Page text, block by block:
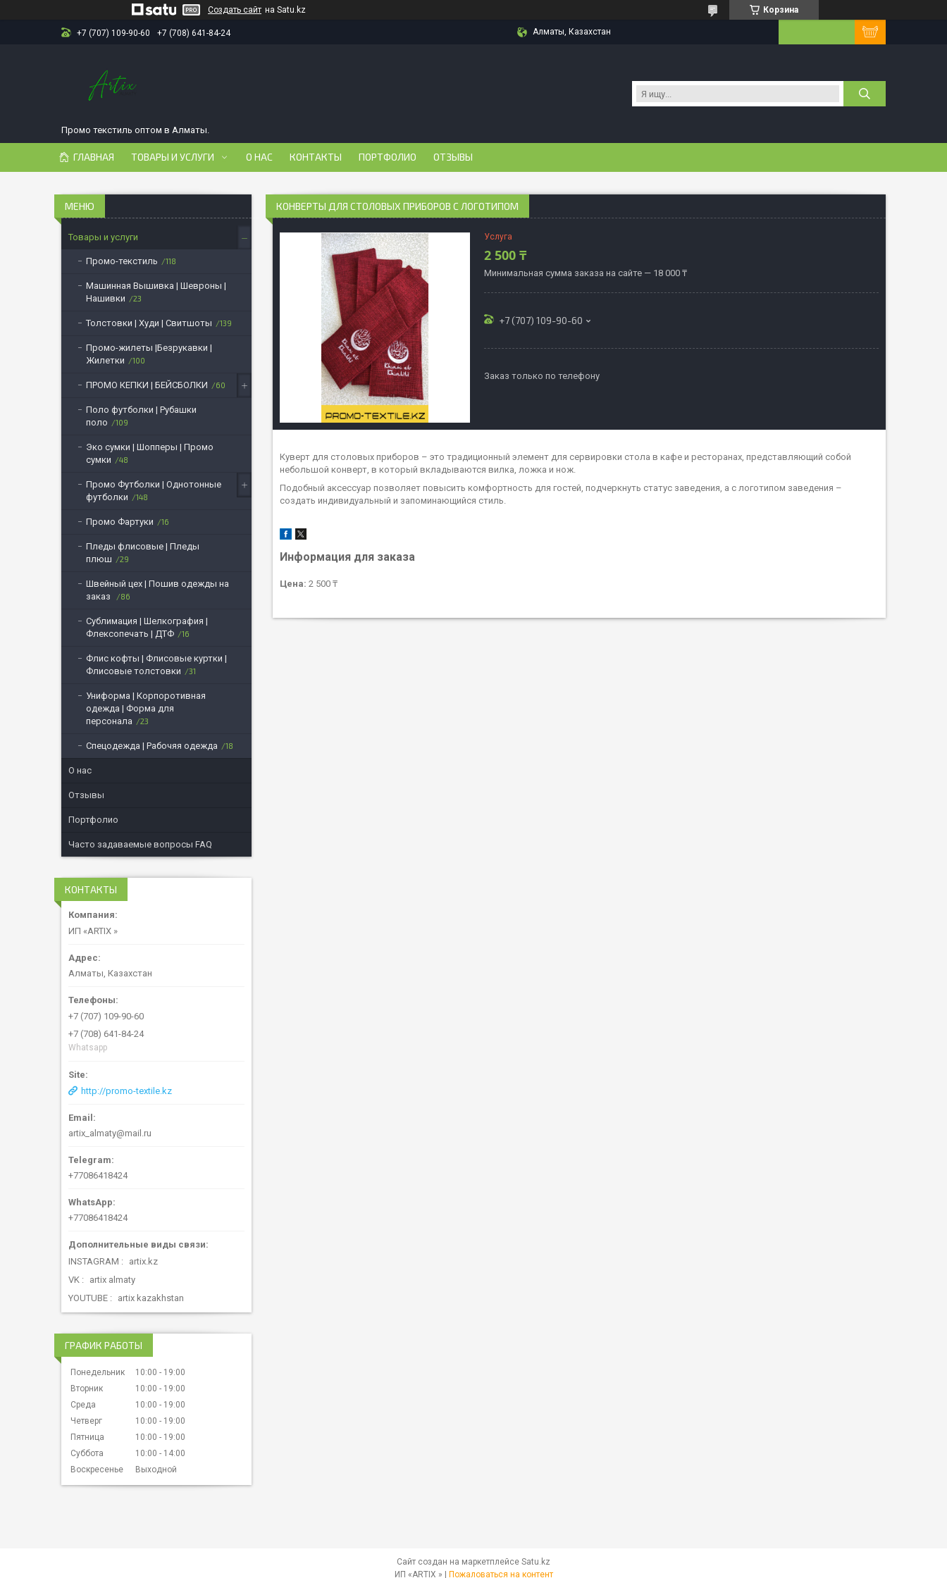
Создать сайт на Satu.kz Корзина
+7 (707) 109-90-60 +7 (708) 641-84-24 Алматы, Казахстан
Промо текстиль оптом в Алматы.
ГЛАВНАЯ ТОВАРЫ И УСЛУГИ О НАС КОНТАКТЫ ПОРТФОЛИО ОТЗЫВЫ
КОНВЕРТЫ ДЛЯ СТОЛОВЫХ ПРИБОРОВ С ЛОГОТИПОМ
Услуга
2 500 ₸
Минимальная сумма заказа на сайте — 18 000 ₸
+7 (707) 109-90-60
Заказ только по телефону
Куверт для столовых приборов – это традиционный элемент для сервировки стола в кафе и ресторанах, представляющий собой
небольшой конверт, в который вкладываются вилка, ложка и нож.
Подобный аксессуар позволяет повысить комфортность для гостей, подчеркнуть статус заведения, а с логотипом заведения –
создать индивидуальный и запоминающийся стиль.
Информация для заказа
Цена: 2 500 ₸
Товары и услуги
Промо-текстиль 118
Машинная Вышивка | Шевроны |
Нашивки
23
Толстовки | Худи | Свитшоты 139
Промо-жилеты |Безрукавки |
Жилетки
100
ПРОМО КЕПКИ | БЕЙСБОЛКИ 60
Поло футболки | Рубашки
поло
109
Эко сумки | Шопперы | Промо
сумки
48
Промо Футболки | Однотонные
футболки
148
Промо Фартуки 16
Пледы флисовые | Пледы
плюш
29
Швейный цех | Пошив одежды на
заказ
86
Сублимация | Шелкография |
Флексопечать | ДТФ
16
Флис кофты | Флисовые куртки |
Флисовые толстовки
31
Униформа | Корпоротивная
одежда | Форма для
персонала
23
Спецодежда | Рабочяя одежда 18
О нас
Отзывы
Портфолио
Часто задаваемые вопросы FAQ
КОНТАКТЫ
ИП «ARTIX »
Алматы, Казахстан
+7 (707) 109-90-60
+7 (708) 641-84-24
Whatsapp
http://promo-textile.kz
artix_almaty@mail.ru
+77086418424
+77086418424
INSTAGRAM
artix.kz
VK
artix almaty
YOUTUBE
artix kazakhstan
ГРАФИК РАБОТЫ
Понедельник 10:00
19:00
Вторник
10:00
19:00
Среда
10:00
19:00
Четверг
10:00
19:00
Пятница
10:00
19:00
Суббота
10:00
14:00
Воскресенье
Выходной
Сайт создан на маркетплейсе Satu.kz
Пожаловаться на контент